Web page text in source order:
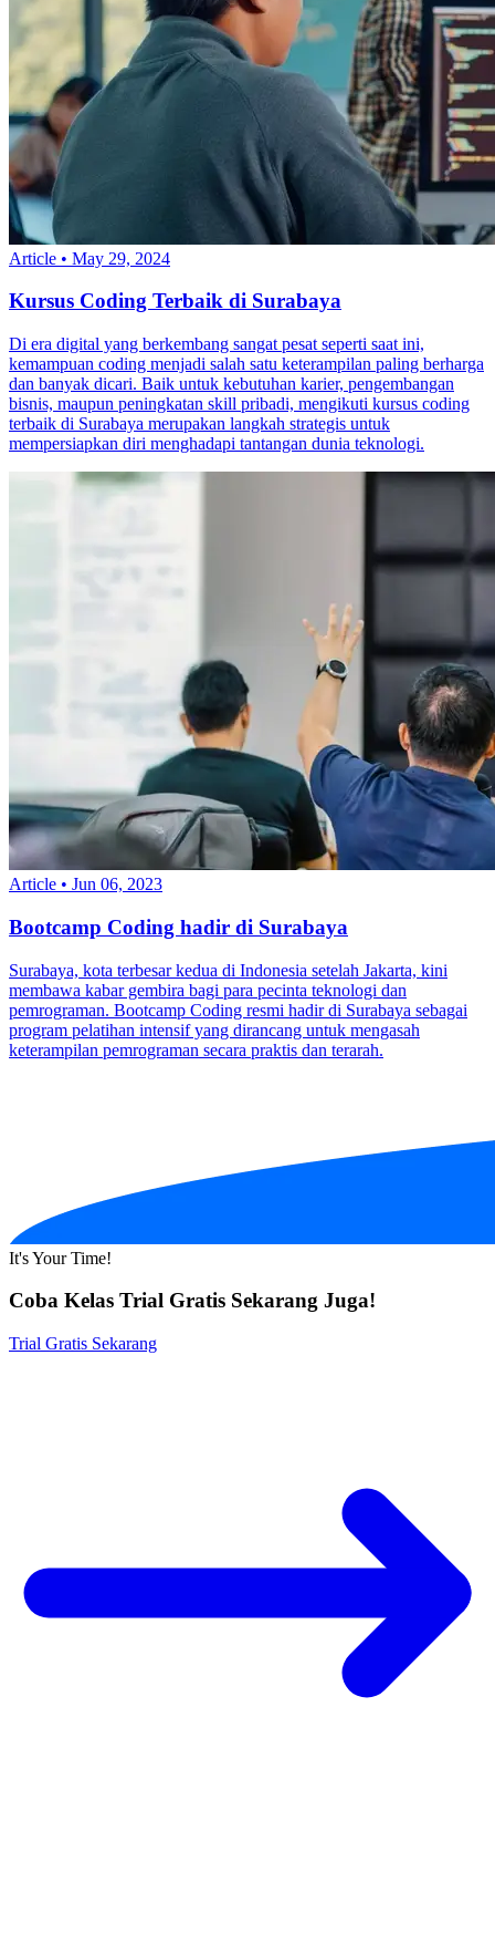
Article • May 29, 2024
Kursus Coding Terbaik di Surabaya
Di era digital yang berkembang sangat pesat seperti saat ini,
kemampuan coding menjadi salah satu keterampilan paling berharga
dan banyak dicari. Baik untuk kebutuhan karier, pengembangan
bisnis, maupun peningkatan skill pribadi, mengikuti kursus coding
terbaik di Surabaya merupakan langkah strategis untuk
mempersiapkan diri menghadapi tantangan dunia teknologi.
Article • Jun 06, 2023
Bootcamp Coding hadir di Surabaya
Surabaya, kota terbesar kedua di Indonesia setelah Jakarta, kini
membawa kabar gembira bagi para pecinta teknologi dan
pemrograman. Bootcamp Coding resmi hadir di Surabaya sebagai
program pelatihan intensif yang dirancang untuk mengasah
keterampilan pemrograman secara praktis dan terarah.
It's Your Time!
Coba Kelas Trial Gratis Sekarang Juga!
Trial Gratis Sekarang